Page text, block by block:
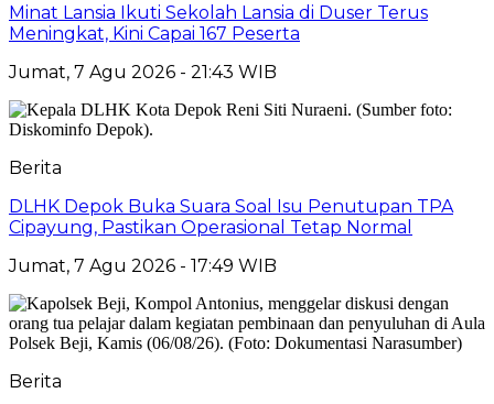
Minat Lansia Ikuti Sekolah Lansia di Duser Terus
Meningkat, Kini Capai 167 Peserta
Jumat, 7 Agu 2026 - 21:43 WIB
Berita
DLHK Depok Buka Suara Soal Isu Penutupan TPA
Cipayung, Pastikan Operasional Tetap Normal
Jumat, 7 Agu 2026 - 17:49 WIB
Berita